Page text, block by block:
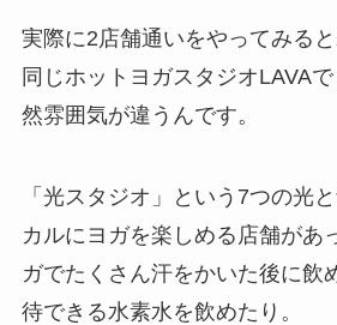
実際に2店舗通いをやってみると
同じホットヨガスタジオLAVA
然雰囲気が違うんです。
「光スタジオ」
という7つの光
カルにヨガを楽しめる店舗があ
ガでたくさん汗をかいた後に飲
待できる水素水を飲めたり。